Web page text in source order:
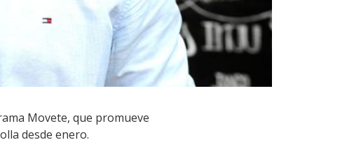
Movete, que promueve
desde enero.